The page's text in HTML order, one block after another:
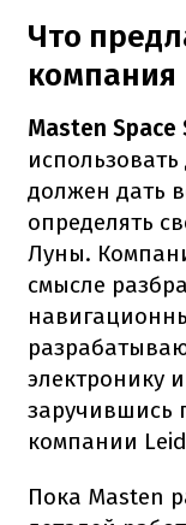
Что
компания
Masten Space
должен дать
определять
Луны.
смысле
электронику
заручившись
компании
Пока Masten